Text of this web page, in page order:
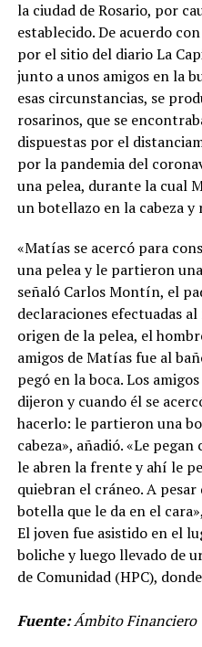
la ciudad de Rosario, por
establecido. De acuerdo
por el sitio del diario La
junto a unos amigos en la
esas circunstancias, se
rosarinos, que se
dispuestas por el
por la pandemia del
una pelea, durante la cual
un botellazo en la cabeza y
«Matías se acercó para
una pelea y le partieron
señaló Carlos Montín, el
declaraciones efectuadas
origen de la pelea, el
amigos de Matías fue al
pegó en la boca. Los
dijeron y cuando él se
hacerlo: le partieron una
cabeza», añadió. «Le
le abren la frente y ahí le
quiebran el cráneo. A
botella que le da en el
El joven fue asistido en el
boliche y luego llevado de
de Comunidad (HPC),
Fuente:Ámbito Financiero